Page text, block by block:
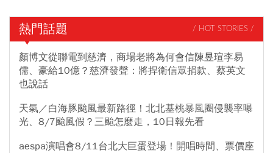
熱門話題 / HOT STORIES /
顏博文從聯電到慈濟，商場老將為何會信陳昱瑄李易
儒、豪給10億？慈濟發聲：將捍衛信眾捐款、蔡英文
也說話
天氣／白海豚颱風最新路徑！北北基桃暴風圈侵襲率曝
光、8/7颱風假？三颱怎麼走，10日報先看
aespa演唱會8/11台北大巨蛋登場！開唱時間、票價座